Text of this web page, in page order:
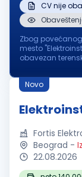
CV nije
Zbog
mesto
obavezan
stambenim,
Novo
Fortis
Beograd -
22.08.2026